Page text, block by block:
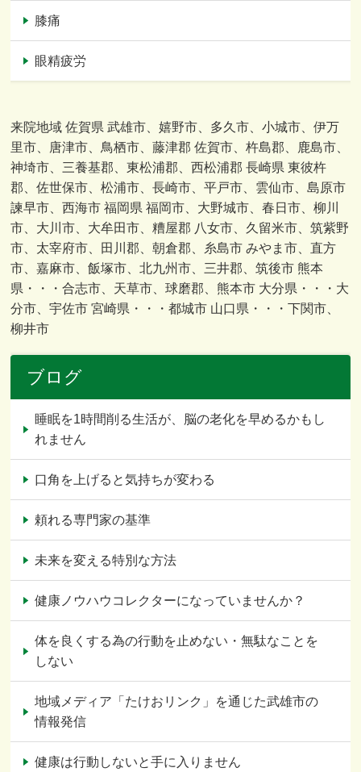
膝痛
眼精疲労
来院地域 佐賀県 武雄市、嬉野市、多久市、小城市、伊万
里市、唐津市、鳥栖市、藤津郡 佐賀市、杵島郡、鹿島市、
神埼市、三養基郡、東松浦郡、西松浦郡 長崎県 東彼杵
郡、佐世保市、松浦市、長崎市、平戸市、雲仙市、島原市
諫早市、西海市 福岡県 福岡市、大野城市、春日市、柳川
市、大川市、大牟田市、糟屋郡 八女市、久留米市、筑紫野
市、太宰府市、田川郡、朝倉郡、糸島市 みやま市、直方
市、嘉麻市、飯塚市、北九州市、三井郡、筑後市 熊本
県・・・合志市、天草市、球磨郡、熊本市 大分県・・・大
分市、宇佐市 宮崎県・・・都城市 山口県・・・下関市、
柳井市
ブログ
睡眠を1時間削る生活が、脳の老化を早めるかもし
れません
口角を上げると気持ちが変わる
頼れる専門家の基準
未来を変える特別な方法
健康ノウハウコレクターになっていませんか？
体を良くする為の行動を止めない・無駄なことを
しない
地域メディア「たけおリンク」を通じた武雄市の
情報発信
健康は行動しないと手に入りません